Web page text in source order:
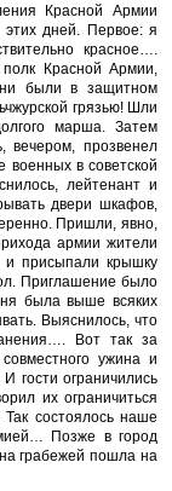
Красной Армии
дней. Первое: я
красное….
Красной Армии,
были в защитном
грязью! Шли
марша. Затем
вечером, прозвенел
военных в советской
лейтенант и
двери шкафов,
Пришли, явно,
армии жители
присыпали крышку
Приглашение было
была выше всяких
Выяснилось, что
Вот так за
ужина и
гости ограничились
их ограничиться
состоялось наше
Позже в город
грабежей пошла на